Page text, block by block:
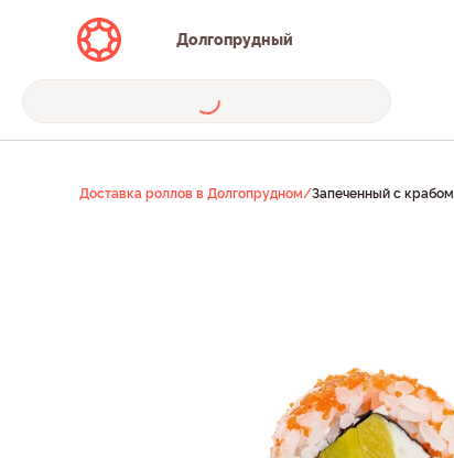
Долгопрудный
Доставка роллов в Долгопрудном/Запеченный с крабом